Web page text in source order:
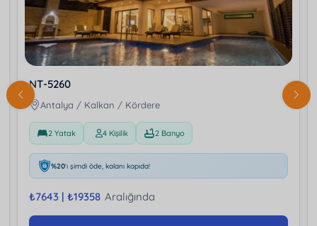
NT-5260
Antalya / Kalkan / Kördere
2 Yatak 4 Kişilik 2 Banyo
%20'ı şimdi öde, kalanı kapıda!
₺7643 | ₺19358 Aralığında